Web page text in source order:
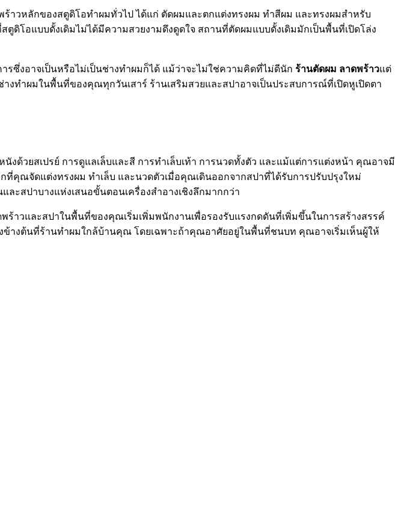
วหลักของสตูดิโอทำผมทั่วไป ได้แก่ ตัดผมและตกแต่งทรงผม ทำสีผม และทรงผมสำหรับ
ดิโอแบบดั้งเดิมไม่ได้มีความสวยงามดึงดูดใจ สถานที่ตัดผมแบบดั้งเดิมมักเป็นพื้นที่เปิดโล่ง
รซึ่งอาจเป็นหรือไม่เป็นช่างทำผมก็ได้ แม้ว่าจะไม่ใช่ความคิดที่ไม่ดีนัก ร้านตัดผม ลาดพร้าวแต่
ทำผมในพื้นที่ของคุณทุกวันเสาร์ ร้านเสริมสวยและสปาอาจเป็นประสบการณ์ที่เปิดหูเปิดตา
งด้วยสเปรย์ การดูแลเล็บและสี การทำเล็บเท้า การนวดทั้งตัว และแม้แต่การแต่งหน้า คุณอาจมี
คุณจัดแต่งทรงผม ทำเล็บ และนวดตัวเมื่อคุณเดินออกจากสปาที่ได้รับการปรับปรุงใหม่
ะสปาบางแห่งเสนอขั้นตอนเครื่องสำอางเชิงลึกมากกว่า
ร้าวและสปาในพื้นที่ของคุณเริ่มเพิ่มพนักงานเพื่อรองรับแรงกดดันที่เพิ่มขึ้นในการสร้างสรรค์
งต้นที่ร้านทำผมใกล้บ้านคุณ โดยเฉพาะถ้าคุณอาศัยอยู่ในพื้นที่ชนบท คุณอาจเริ่มเห็นผู้ให้